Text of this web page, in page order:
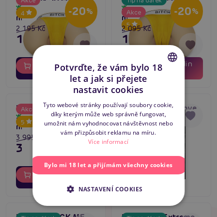
4
-20%
02 19 hodin
minut
#12 (Skin), torzo
masturbátor
Skladem
2 195 Kč
1 756 Kč
Do košíku
Akce
5
-20%
02 dní 19 hodin
01 minut
#11 (Skin), torzo
masturbátor
Skladem
2 095 Kč
1 676 Kč
Do košíku
Akce
5
-20%
02 dní 19 hodin
LoveToy Streetgirl's
#6 (Skin), torzo
masturbátor
Skladem
3 995 Kč
3 196 Kč
Do košíku
5
Mistress Lillian Love
DollSkladem
34 995 Kč
Do košíku
ENGLISH
Potvrďte, že vám bylo 18
let a jak si přejete
nastavit cookies
Tyto webové stránky používají soubory cookie,
díky kterým může web správně fungovat,
umožnit nám vyhodnocovat návštěvnost nebo
vám přizpůsobit reklamu na míru.
Více informací
Bylo mi 18 let a přijímám všechny cookies
NASTAVENÍ COOKIES